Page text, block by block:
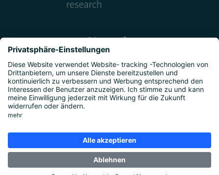
Kontakt
Rechtliches
Datenschutz|Cookie-